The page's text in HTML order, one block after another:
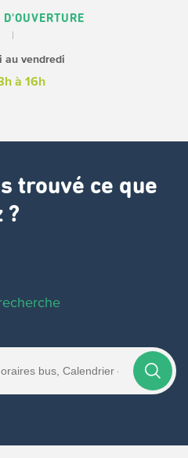
au vendredi
à 16h
trouvé ce que
?